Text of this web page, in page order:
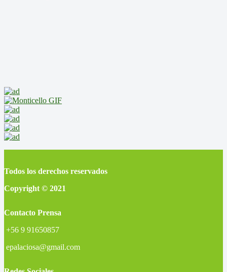
Todos los derechos reservados
Copyright © 2021
Contacto Prensa
+56 9 91650857
epalaciosa@gmail.com